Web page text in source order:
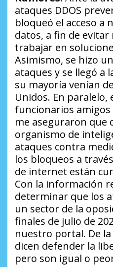
ataques DDOS
bloqueó el acceso a
datos, a fin de evitar
trabajar en
Asimismo, se hizo
ataques y se llegó a
su mayoría venían
Unidos. En paralelo,
funcionarios amigos
me aseguraron que
organismo de
ataques contra
los bloqueos a
de internet están
Con la información
determinar que los
un sector de la
finales de julio de
nuestro portal. De
dicen defender la
pero son igual o